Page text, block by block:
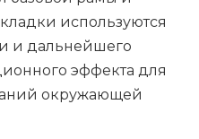
используются
и дальнейшего
эффекта для
окружающей